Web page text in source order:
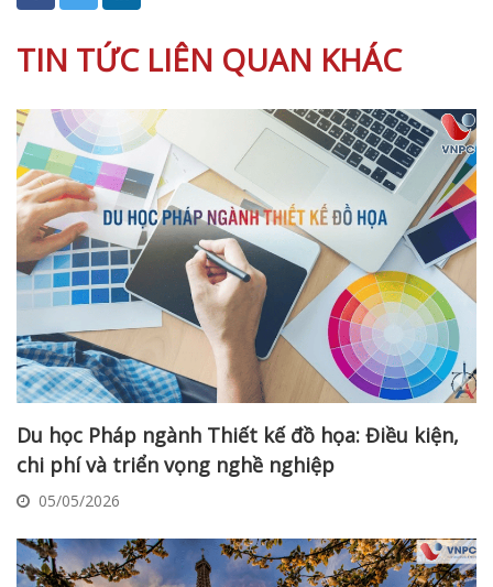
TIN TỨC LIÊN QUAN KHÁC
Du học Pháp ngành Thiết kế đồ họa: Điều kiện,
chi phí và triển vọng nghề nghiệp
05/05/2026